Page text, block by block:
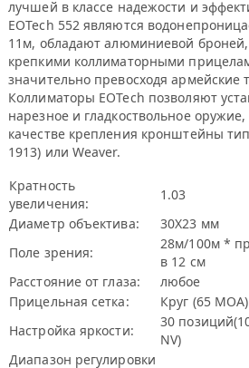
лучшей в классе надежости и
EOTech 552 являются
11м, обладают алюминиевой
крепкими коллиматорными
значительно превосходя армейские
Коллиматоры EOTech позволяют
нарезное и гладкоствольное
качестве крепления кронштейны
1913) или Weaver.
Кратность
увеличения:
1.03
Диаметр объектива:
30Х23 мм
Поле зрения:
28м/100м *
в 12 см
Расстояние от глаза:
любое
Прицельная сетка:
Круг (65
Настройка яркости:
30
NV)
Диапазон регулировки